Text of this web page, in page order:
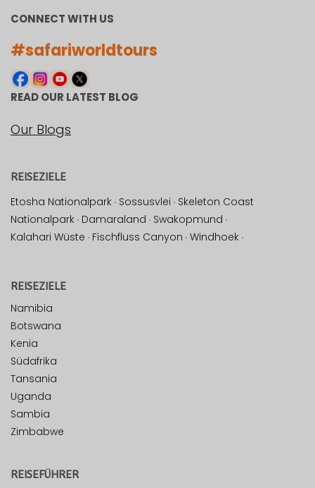
CONNECT WITH US
#safariworldtours
READ OUR LATEST BLOG
Our Blogs
REISEZIELE
Etosha Nationalpark · Sossusvlei · Skeleton Coast
Nationalpark · Damaraland · Swakopmund ·
Kalahari Wüste · Fischfluss Canyon · Windhoek ·
REISEZIELE
Namibia
Botswana
Kenia
Südafrika
Tansania
Uganda
Sambia
Zimbabwe
REISEFÜHRER